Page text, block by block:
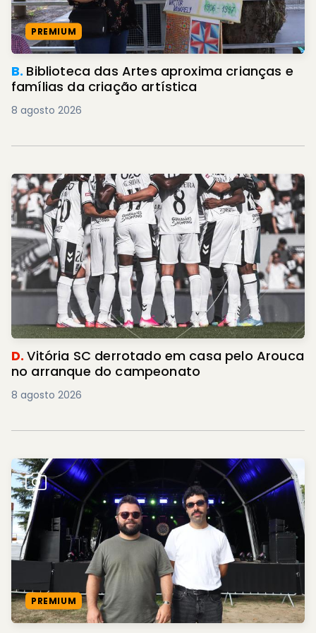
PREMIUM
B. Biblioteca das Artes aproxima crianças e
famílias da criação artística
8 agosto 2026
D.Vitória SC derrotado em casa pelo Arouca
no arranque do campeonato
8 agosto 2026
PREMIUM